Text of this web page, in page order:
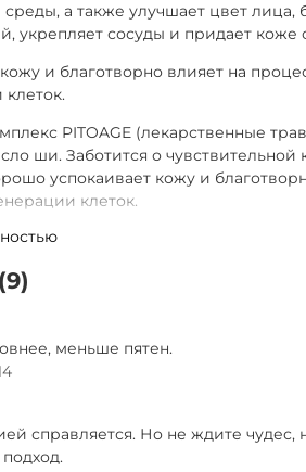
а также улучшает цвет лица,
укрепляет сосуды и придает коже
и благотворно влияет на
PITOAGE (лекарственные
ши. Заботится о чувствительной
успокаивает кожу и
клеток.
PITOAGE (8 лекарственных
обладает антибактериальным,
действием, заживляет
облегчает боль,
и
сужает поры.
антибактериальный компонент, не
меньше пятен.
справляется. Но не ждите чудес,